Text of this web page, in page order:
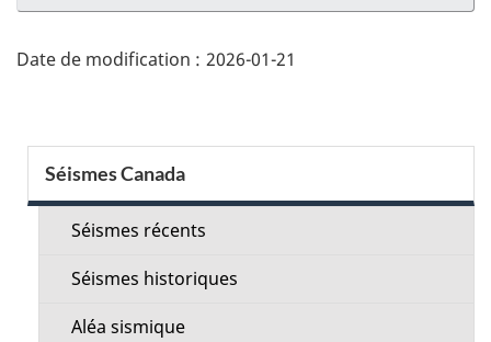
page"
Date de modification : 2026-01-21
Menu
de
Séismes Canada
Séismes récents
Séismes historiques
Aléa sismique